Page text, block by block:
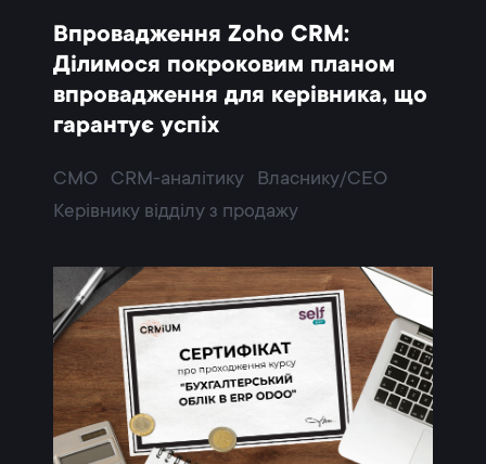
Впровадження Zoho CRM:
Ділимося покроковим планом
впровадження для керівника, що
гарантує успіх
CMO CRM-аналітику
Власнику/CEO
Керівнику відділу з продажу